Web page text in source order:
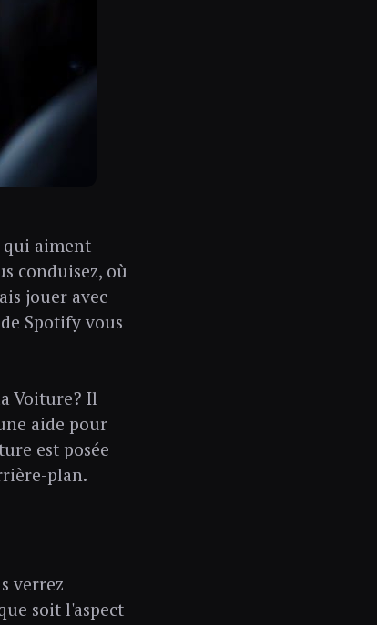
qui aiment
conduisez, où
jouer avec
Spotify vous
Voiture? Il
aide pour
est posée
plan.
verrez
soit l'aspect